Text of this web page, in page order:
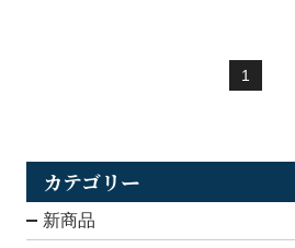
カテゴリー
新商品
1